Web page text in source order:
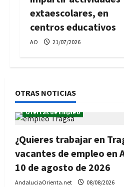
extaescolares, en
centros educativos
AO 21/07/2026
OTRAS NOTICIAS
Ofertas de Empleo
¿Quieres trabajar en
vacantes de empleo en
10 de agosto de 2026
AndaluciaOrienta.net
08/08/2026